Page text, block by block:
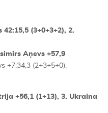
(3+0+3+2), 2.
Aņevs +57,9
+7:34,3 (2+3+5+0).
+56,1 (1+13), 3. Ukraina